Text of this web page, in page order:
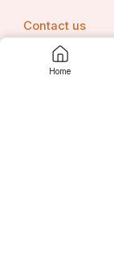
Home
Contact us